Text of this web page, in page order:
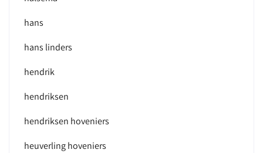
hans
hans linders
hendrik
hendriksen
hendriksen hoveniers
heuverling hoveniers